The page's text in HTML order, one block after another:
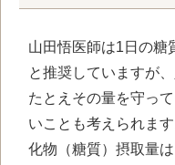
山田悟医師は1日の糖
と推奨していますが
たとえその量を守っ
いことも考えられま
化物（糖質）摂取量